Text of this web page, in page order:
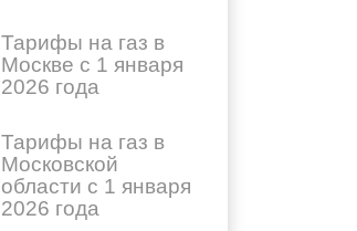
Тарифы на газ в
Москве с 1 января
2026 года
Тарифы на газ в
Московской
области с 1 января
2026 года